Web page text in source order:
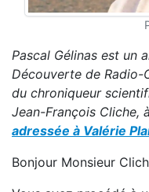
Pascal Gélinas est un
Découverte de Radio-
du chroniqueur
Jean-François Cliche,
adressée à Valérie
Bonjour Monsieur